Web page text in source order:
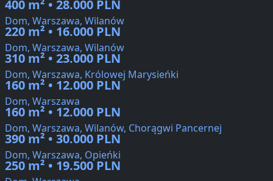
400 m² • 28.000 PLN
Dom, Warszawa, Wilanów
220 m² • 16.000 PLN
Dom, Warszawa, Wilanów
310 m² • 23.000 PLN
Dom, Warszawa, Królowej Marysieńki
160 m² • 12.000 PLN
Dom, Warszawa
160 m² • 12.000 PLN
Dom, Warszawa, Wilanów, Chorągwi Pancernej
390 m² • 30.000 PLN
Dom, Warszawa, Opieńki
250 m² • 19.500 PLN